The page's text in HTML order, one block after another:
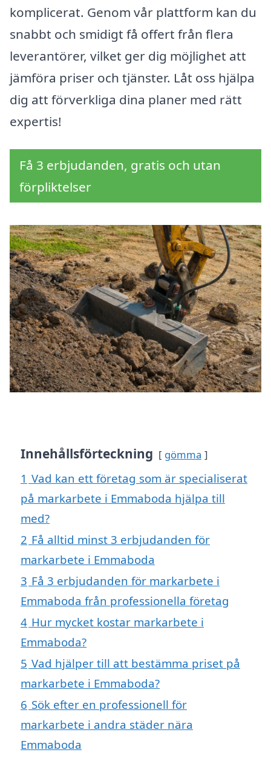
komplicerat. Genom vår plattform kan du
snabbt och smidigt få offert från flera
leverantörer, vilket ger dig möjlighet att
jämföra priser och tjänster. Låt oss hjälpa
dig att förverkliga dina planer med rätt
expertis!
Få 3 erbjudanden, gratis och utan
förpliktelser
Innehållsförteckning gömma
1 Vad kan ett företag som är specialiserat
på markarbete i Emmaboda hjälpa till
med?
2 Få alltid minst 3 erbjudanden för
markarbete i Emmaboda
3 Få 3 erbjudanden för markarbete i
Emmaboda från professionella företag
4 Hur mycket kostar markarbete i
Emmaboda?
5 Vad hjälper till att bestämma priset på
markarbete i Emmaboda?
6 Sök efter en professionell för
markarbete i andra städer nära
Emmaboda